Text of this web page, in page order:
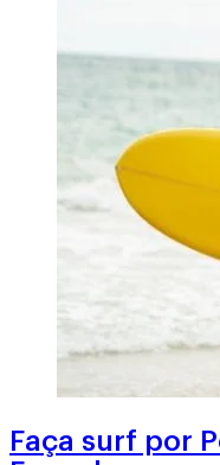
Faça surf por